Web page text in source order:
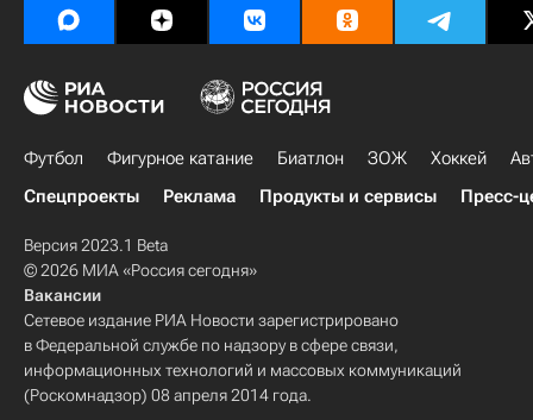
Футбол Фигурное катание Биатлон ЗОЖ Хоккей
Спецпроекты
Реклама Продукты и сервисы Пресс-
Версия 2023.1 Beta
© 2026 МИА «Россия сегодня»
Вакансии
Сетевое издание РИА Новости зарегистрировано
в Федеральной службе по надзору в сфере связи,
информационных технологий и массовых коммуникаций
(Роскомнадзор) 08 апреля 2014 года.